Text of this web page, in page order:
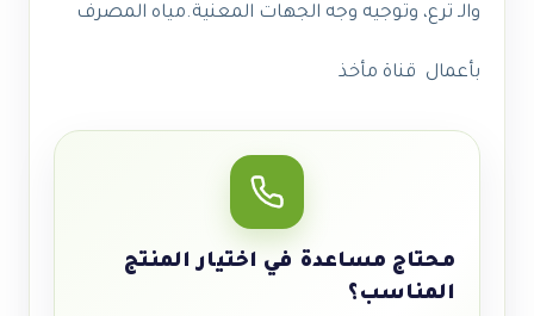
والـ ترع، وتوجيه وجه الجهات المعنية.مياه المصرف
بأعمال قناة مأخذ
محتاج مساعدة في اختيار المنتج
المناسب؟